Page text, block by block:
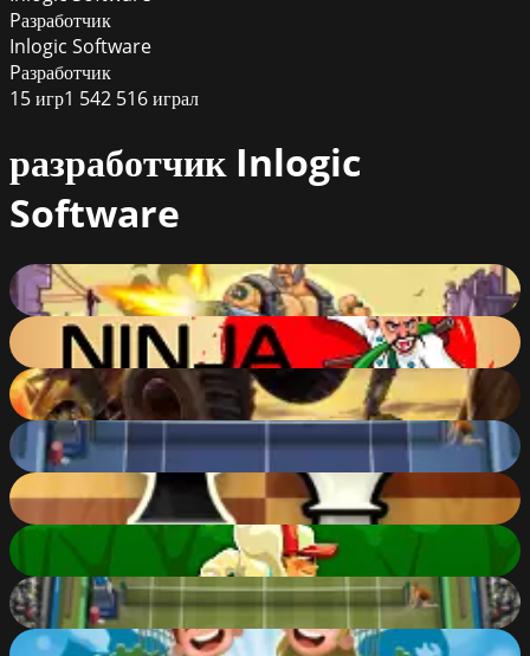
Pазработчик
Inlogic Software
Pазработчик
15игр1 542 516играл
разработчик Inlogic
Software
Zombie Hunter Survival
87%
Pizza Ninja Mania
78
Zombie Monster Truck
89%
Tennis Open 2022
77
%
Chess Mania
83
Subway Runner
72
Tennis Open 2020
73%
Idle Zoo